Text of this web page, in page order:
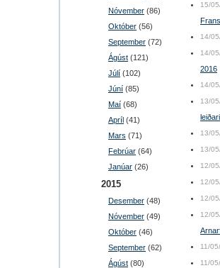
Nóvember (86)
Október (56)
September (72)
Ágúst (121)
Júlí (102)
Júní (85)
Maí (68)
Apríl (41)
Mars (71)
Febrúar (64)
Janúar (26)
2015
Desember (48)
Nóvember (49)
Október (46)
September (62)
Ágúst (80)
15/
14/
14/
2016
14/
13/
13/
13/
12/
12/
12/
12/
11/
11/